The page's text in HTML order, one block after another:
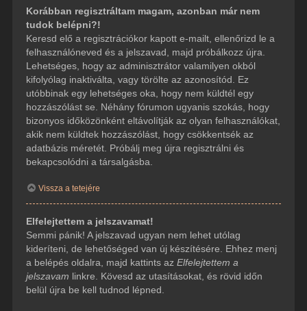
Korábban regisztráltam magam, azonban már nem
tudok belépni?!
Keresd elő a regisztrációkor kapott e-mailt, ellenőrizd le a
felhasználóneved és a jelszavad, majd próbálkozz újra.
Lehetséges, hogy az adminisztrátor valamilyen okból
kifolyólag inaktiválta, vagy törölte az azonosítód. Ez
utóbbinak egy lehetséges oka, hogy nem küldtél egy
hozzászólást se. Néhány fórumon ugyanis szokás, hogy
bizonyos időközönként eltávolítják az olyan felhasználókat,
akik nem küldtek hozzászólást, hogy csökkentsék az
adatbázis méretét. Próbálj meg újra regisztrálni és
bekapcsolódni a társalgásba.
Vissza a tetejére
Elfelejtettem a jelszavamat!
Semmi pánik! A jelszavad ugyan nem lehet utólag
kideríteni, de lehetőséged van új készítésére. Ehhez menj
a belépés oldalra, majd kattints az Elfelejtettem a
jelszavam linkre. Kövesd az utasításokat, és rövid időn
belül újra be kell tudnod lépned.